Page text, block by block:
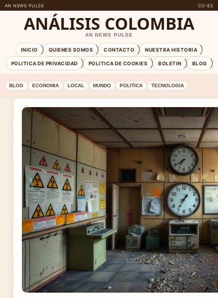
AN NEWS PULSE CO-ES
ANÁLISIS COLOMBIA
AN NEWS PULSE
INICIO QUIENES SOMOS CONTACTO NUESTRA HISTORIA
POLITICA DE PRIVACIDAD POLITICA DE COOKIES BOLETIN BLOG
BLOG ECONOMIA LOCAL MUNDO POLITICA TECNOLOGIA